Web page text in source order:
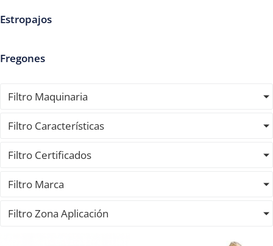
Estropajos
Fregones
Filtro Maquinaria
Filtro Características
Filtro Certificados
Filtro Marca
Filtro Zona Aplicación